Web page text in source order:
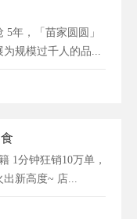
年，「苗家圆圆」
规模过千人的品...
1分钟狂销10万单，
出新高度~ 店...